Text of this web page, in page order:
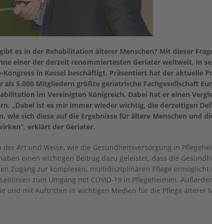
es in der Rehabilitation älterer Menschen? Mit dieser
einer der derzeit renommiertesten Geriater weltweit, in
in Kassel beschäftigt. Präsentiert hat der aktuelle
5.000 Mitgliedern größte geriatrische Fachgesellschaft
im Vereinigten Königreich. Dabei hat er einen
„Dabei ist es mir immer wieder wichtig, die derzeitigen
wie sich diese auf die Ergebnisse für ältere Menschen und
erklärt der Geriater.
Art und Weise, wie die Gesundheitsversorgung in
einen wichtigen Beitrag dazu geleistet, dass die
Zugang zur komplexen, multidisziplinären Pflege ermöglicht
zum Umgang mit COVID-19 in Pflegeheimen.
und mit Auftritten in wichtigen Medien für die Pflege älterer